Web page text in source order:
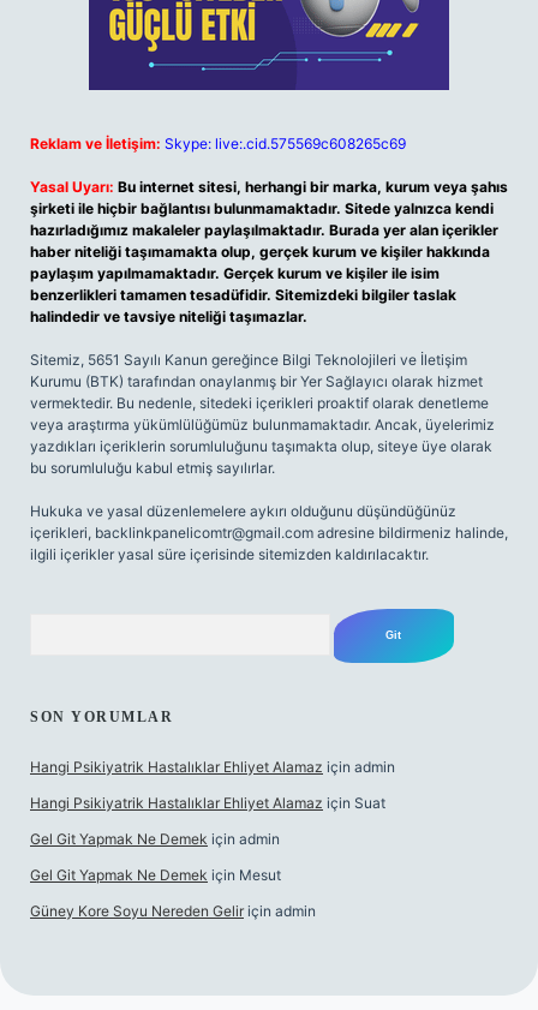
Reklam ve İletişim: Skype: live:.cid.575569c608265c69
Yasal Uyarı: Bu internet sitesi, herhangi bir marka, kurum veya şahıs
şirketi ile hiçbir bağlantısı bulunmamaktadır. Sitede yalnızca kendi
hazırladığımız makaleler paylaşılmaktadır. Burada yer alan içerikler
haber niteliği taşımamakta olup, gerçek kurum ve kişiler hakkında
paylaşım yapılmamaktadır. Gerçek kurum ve kişiler ile isim
benzerlikleri tamamen tesadüfidir. Sitemizdeki bilgiler taslak
halindedir ve tavsiye niteliği taşımazlar.
Sitemiz, 5651 Sayılı Kanun gereğince Bilgi Teknolojileri ve İletişim
Kurumu (BTK) tarafından onaylanmış bir Yer Sağlayıcı olarak hizmet
vermektedir. Bu nedenle, sitedeki içerikleri proaktif olarak denetleme
veya araştırma yükümlülüğümüz bulunmamaktadır. Ancak, üyelerimiz
yazdıkları içeriklerin sorumluluğunu taşımakta olup, siteye üye olarak
bu sorumluluğu kabul etmiş sayılırlar.
Hukuka ve yasal düzenlemelere aykırı olduğunu düşündüğünüz
içerikleri, backlinkpanelicomtr@gmail.com adresine bildirmeniz halinde,
ilgili içerikler yasal süre içerisinde sitemizden kaldırılacaktır.
SON YORUMLAR
Hangi Psikiyatrik Hastalıklar Ehliyet Alamaz için admin
Hangi Psikiyatrik Hastalıklar Ehliyet Alamaz için Suat
Gel Git Yapmak Ne Demek için admin
Gel Git Yapmak Ne Demek için Mesut
Güney Kore Soyu Nereden Gelir için admin